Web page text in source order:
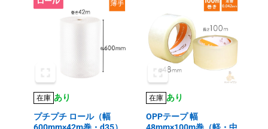
在庫 あり
プチプチ ロール（幅
在庫 あり
OPPテープ 幅